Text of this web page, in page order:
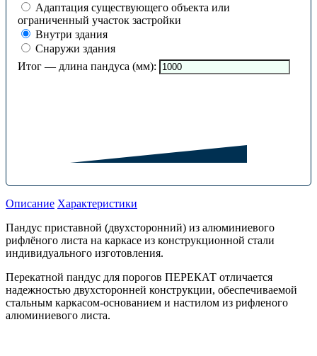
Адаптация существующего объекта или
ограниченный участок застройки
Внутри здания
Снаружи здания
Итог — длина пандуса (мм):
Описание Характеристики
Пандус приставной (двухсторонний) из алюминиевого
рифлёного листа на каркасе из конструкционной стали
индивидуального изготовления.
Перекатной пандус для порогов ПЕРЕКАТ отличается
надежностью двухсторонней конструкции, обеспечиваемой
стальным каркасом-основанием и настилом из рифленого
алюминиевого листа.